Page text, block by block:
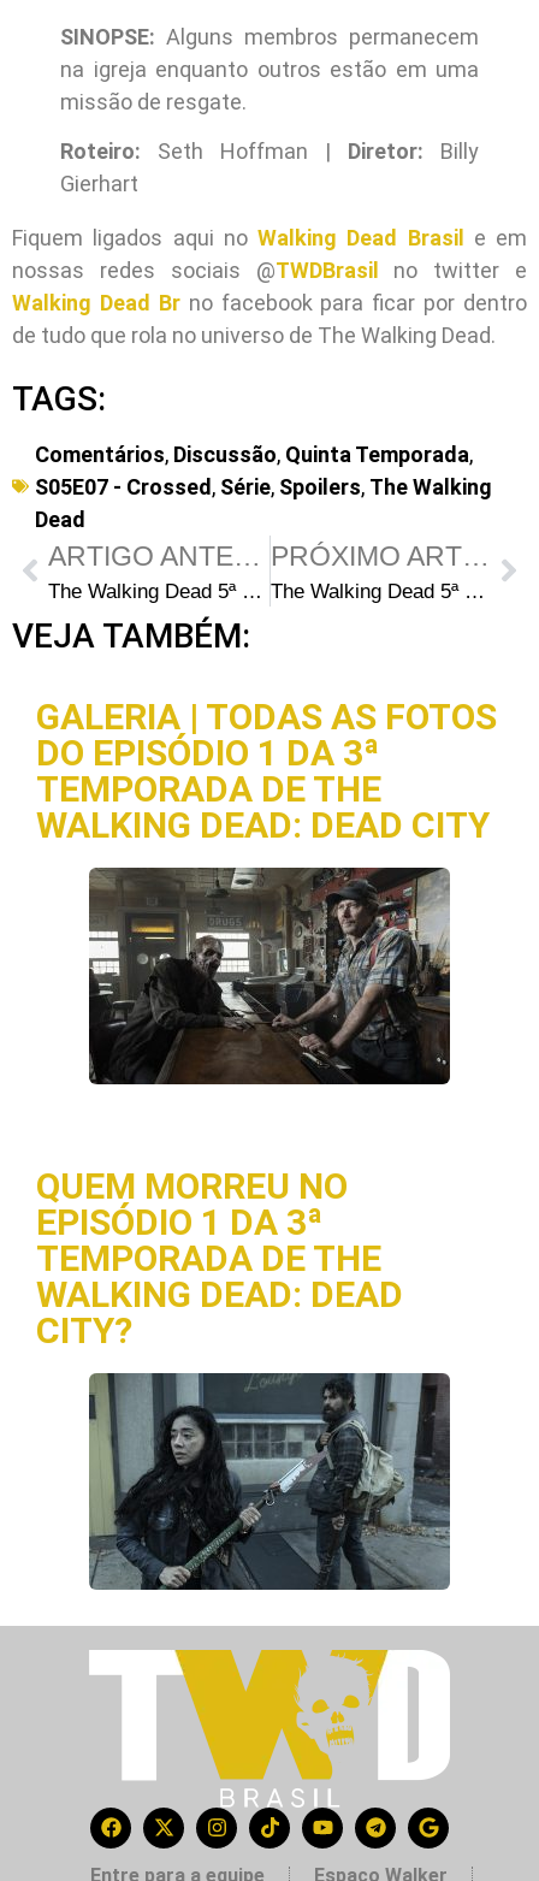
SINOPSE: Alguns membros permanecem
na igreja enquanto outros estão em uma
missão de resgate.
Roteiro: Seth Hoffman | Diretor: Billy
Gierhart
Fiquem ligados aqui no Walking Dead Brasil
e em
nossas redes sociais @TWDBrasil
no twitter e
Walking Dead Brno facebook para ficar por dentro
de tudo que rola no universo de The Walking Dead.
TAGS:
Comentários, Discussão, Quinta Temporada,
S05E07 - Crossed, Série, Spoilers, The Walking
Dead
ARTIGO ANTERIOR
The Walking Dead 5ª Temporada: Análise antecipada do episódio S05E07 – “Crossed”
PRÓXIMO ARTIGO
The Walking Dead 5ª Temporada Episódio 8 – Coda
VEJA TAMBÉM:
GALERIA | TODAS AS FOTOS
DO EPISÓDIO 1 DA 3ª
TEMPORADA DE THE
WALKING DEAD: DEAD CITY
QUEM MORREU NO
EPISÓDIO 1 DA 3ª
TEMPORADA DE THE
WALKING DEAD: DEAD
CITY?
Entre para a equipe Espaço Walker